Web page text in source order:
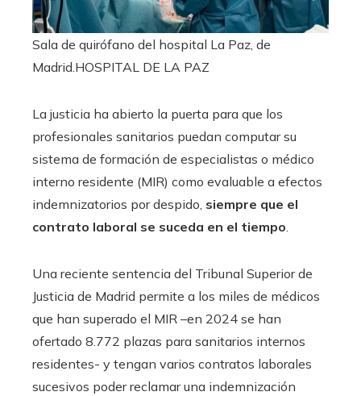
Sala de quirófano del hospital La Paz, de
Madrid.HOSPITAL DE LA PAZ
La justicia ha abierto la puerta para que los
profesionales sanitarios puedan computar su
sistema de formación de especialistas o médico
interno residente (MIR) como evaluable a efectos
indemnizatorios por despido, siempre que el
contrato laboral se suceda en el tiempo.
Una reciente sentencia del Tribunal Superior de
Justicia de Madrid permite a los miles de médicos
que han superado el MIR –en 2024 se han
ofertado 8.772 plazas para sanitarios internos
residentes- y tengan varios contratos laborales
sucesivos poder reclamar una indemnización